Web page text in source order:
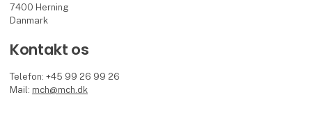
7400 Herning
Danmark
Kontakt os
Telefon: +45 99 26 99 26
Mail: mch@mch.dk